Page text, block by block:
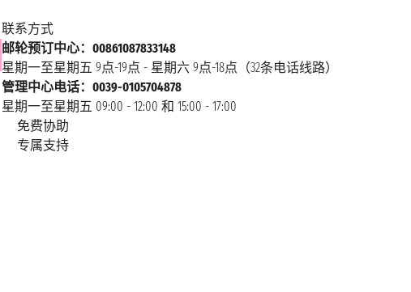
联系方式
邮轮预订中心：00861087833148
星期一至星期五 9点-19点 - 星期六 9点-18点（32条电话线路）
管理中心电话：0039-0105704878
星期一至星期五 09:00 - 12:00 和 15:00 - 17:00
免费协助
专属支持